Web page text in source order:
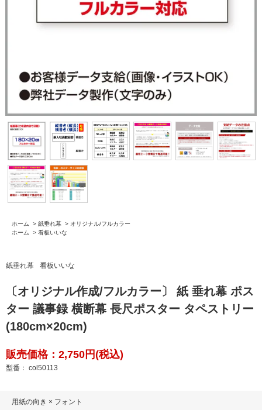
ホーム > 紙垂れ幕 > オリジナル/フルカラー
ホーム
> 看板いいな
紙垂れ幕 看板いいな
〔オリジナル作成/フルカラー〕 紙 垂れ幕 ポス
ター 議事録 横断幕 長尺ポスター タペストリー
(180cm×20cm)
販売価格：2,750円(税込)
型番： col50113
用紙の向き × フォント